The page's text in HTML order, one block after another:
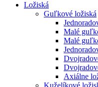
Ložiská
Guľkové ložiská
Malé
Malé
Axiálne
Kuželíkové